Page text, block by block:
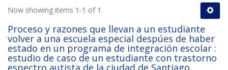
Now showing items 1-1 of 1
Proceso y razones que llevan a un estudiante
volver a una escuela especial despúes de haber
estado en un programa de integración escolar :
estudio de caso de un estudiante con trastorno
espectro autista de la ciudad de Santiago.